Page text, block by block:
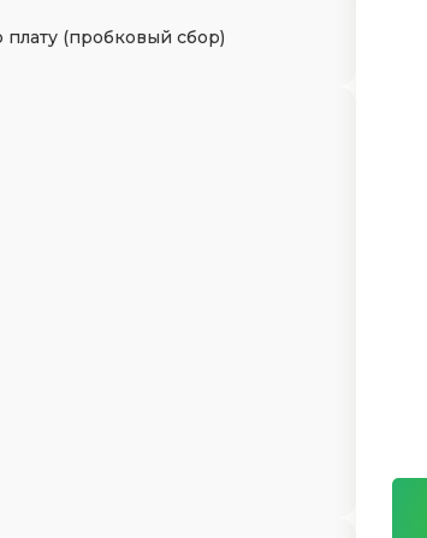
(пробковый сбор)